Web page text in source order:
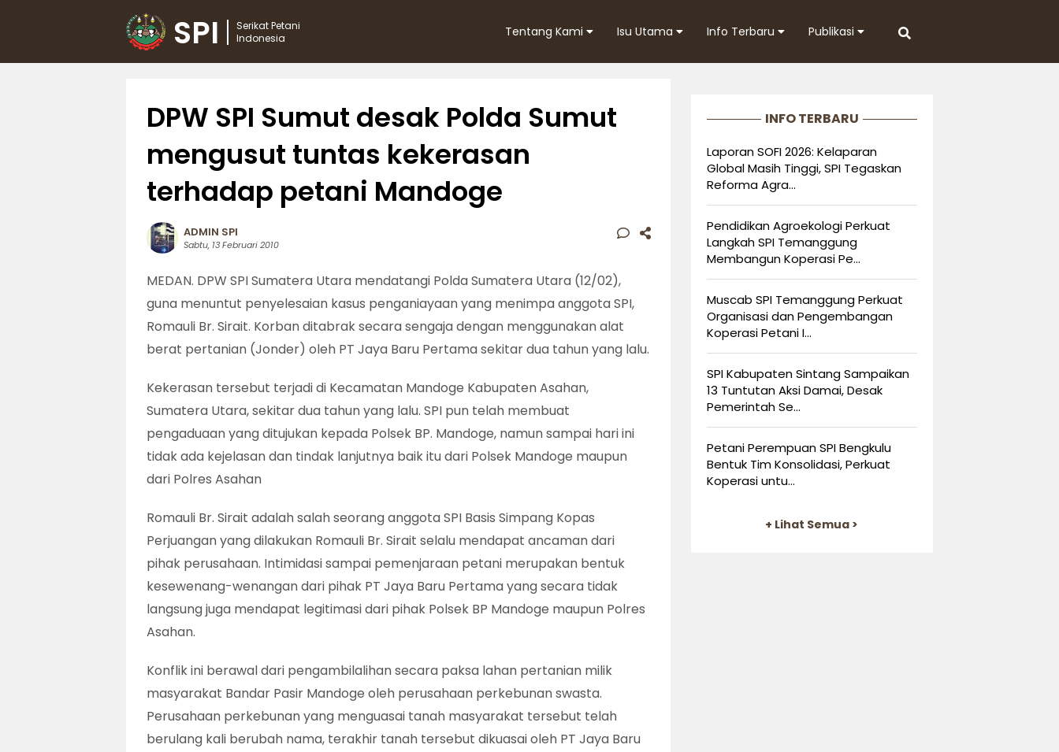
SPI
Serikat Petani
Indonesia
Tentang Kami Isu Utama Info Terbaru Publikasi
DPW SPI Sumut desak Polda Sumut
mengusut tuntas kekerasan
terhadap petani Mandoge
ADMIN SPI
Sabtu, 13 Februari 2010
MEDAN. DPW SPI Sumatera Utara mendatangi Polda Sumatera Utara (12/02),
guna menuntut penyelesaian kasus penganiayaan yang menimpa anggota SPI,
Romauli Br. Sirait. Korban ditabrak secara sengaja dengan menggunakan alat
berat pertanian (Jonder) oleh PT Jaya Baru Pertama sekitar dua tahun yang lalu.
Kekerasan tersebut terjadi di Kecamatan Mandoge Kabupaten Asahan,
Sumatera Utara, sekitar dua tahun yang lalu. SPI pun telah membuat
pengaduaan yang ditujukan kepada Polsek BP. Mandoge, namun sampai hari ini
tidak ada kejelasan dan tindak lanjutnya baik itu dari Polsek Mandoge maupun
dari Polres Asahan
Romauli Br. Sirait adalah salah seorang anggota SPI Basis Simpang Kopas
Perjuangan yang dilakukan Romauli Br. Sirait selalu mendapat ancaman dari
pihak perusahaan. Intimidasi sampai pemenjaraan petani merupakan bentuk
kesewenang-wenangan dari pihak PT Jaya Baru Pertama yang secara tidak
langsung juga mendapat legitimasi dari pihak Polsek BP Mandoge maupun Polres
Asahan.
Konflik ini berawal dari pengambilalihan secara paksa lahan pertanian milik
masyarakat Bandar Pasir Mandoge oleh perusahaan perkebunan swasta.
Perusahaan perkebunan yang menguasai tanah masyarakat tersebut telah
berulang kali berubah nama, terakhir tanah tersebut dikuasai oleh PT Jaya Baru
INFO TERBARU
Laporan SOFI 2026: Kelaparan
Global Masih Tinggi, SPI Tegaskan
Reforma Agra...
Pendidikan Agroekologi Perkuat
Langkah SPI Temanggung
Membangun Koperasi Pe...
Muscab SPI Temanggung Perkuat
Organisasi dan Pengembangan
Koperasi Petani I...
SPI Kabupaten Sintang Sampaikan
13 Tuntutan Aksi Damai, Desak
Pemerintah Se...
Petani Perempuan SPI Bengkulu
Bentuk Tim Konsolidasi, Perkuat
Koperasi untu...
+ Lihat Semua >